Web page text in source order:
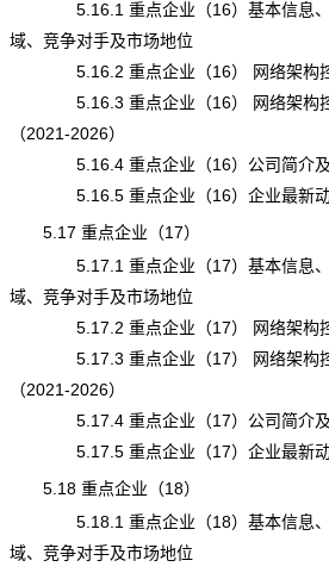
5.16.1 重点企业（16）基本信息、
域、竞争对手及市场地位
5.16.2 重点企业（16） 网络架构控
5.16.3 重点企业（16） 网络架构控
（2021-2026）
5.16.4 重点企业（16）公司简介及
5.16.5 重点企业（16）企业最新
5.17 重点企业（17）
5.17.1 重点企业（17）基本信息、
域、竞争对手及市场地位
5.17.2 重点企业（17） 网络架构控
5.17.3 重点企业（17） 网络架构控
（2021-2026）
5.17.4 重点企业（17）公司简介及
5.17.5 重点企业（17）企业最新
5.18 重点企业（18）
5.18.1 重点企业（18）基本信息、
域、竞争对手及市场地位